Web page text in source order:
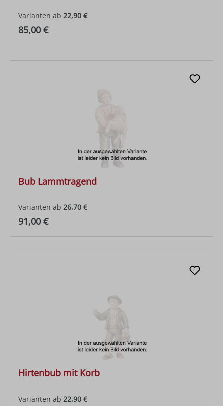
Varianten ab 22,90 €
Regulärer Preis:
85,00 €
Bub Lammtragend
Varianten ab 26,70 €
Regulärer Preis:
91,00 €
Hirtenbub mit Korb
Varianten ab 22,90 €